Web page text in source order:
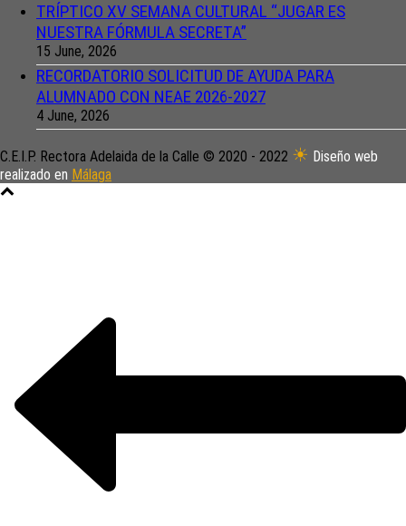
TRÍPTICO XV SEMANA CULTURAL “JUGAR ES
NUESTRA FÓRMULA SECRETA”
15 June, 2026
RECORDATORIO SOLICITUD DE AYUDA PARA
ALUMNADO CON NEAE 2026-2027
4 June, 2026
C.E.I.P. Rectora Adelaida de la Calle © 2020 - 2022 ☀ Diseño web
realizado en Málaga